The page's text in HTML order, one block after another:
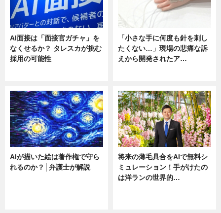
AI面接は「面接官ガチャ」を
なくせるか？ タレスカが挑む
採用の可能性
「小さな手に何度も針を刺し
たくない…」現場の悲痛な訴
えから開発されたア…
AIが描いた絵は著作権で守ら
れるのか？│弁護士が解説
将来の薄毛具合をAIで無料シ
ミュレーション！手がけたの
は洋ランの世界的…